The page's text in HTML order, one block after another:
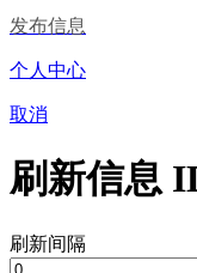
发布信息
个人中心
取消
刷新信息
刷新间隔